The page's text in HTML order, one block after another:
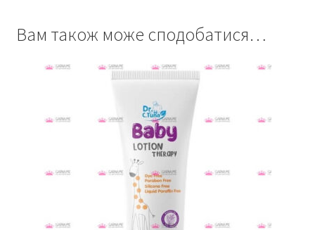
Вам також може сподобатися…